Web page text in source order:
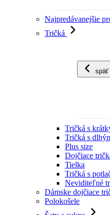
Najpredávanejšie
Tričká
späť
Tričká s
Tričká s
Plus size
Dojčiace
Tielka
Tričká s
Neviditeľné
Dámske dojčiace
Polokošele